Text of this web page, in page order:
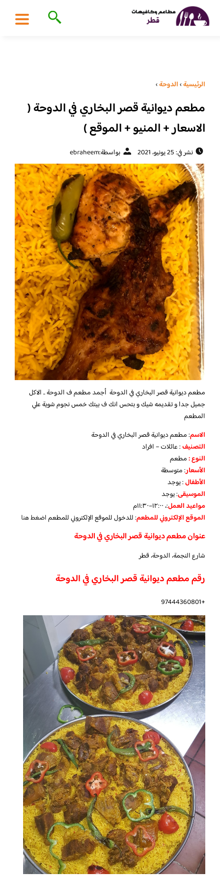
الرئيسية›الدوحة›
مطعم ديوانية قصر البخاري في الدوحة (
الاسعار + المنيو + الموقع )
نشر في: 25 يونيو، 2021 بواسطة:ebraheem
مطعم ديوانية قصر البخاري في الدوحة أجمد مطعم ف الدوحة .. الاكل
جميل جدا و تقديمه شيك و بتحس انك ف بيتك خمس نجوم شوية علي
المطعم
الاسم: مطعم ديوانية قصر البخاري في الدوحة
التصنيف: عائلات – افراد
النوع :مطعم
الأسعار:متوسطة
الأطفال:يوجد
الموسيقى:يوجد
مواعيد العمل:، ١٢:٠٠–١١:٣٠م
الموقع الإلكتروني للمطعم: للدخول للموقع الإلكتروني للمطعماضغط هنا
عنوان مطعم ديوانية قصر البخاري في الدوحة
شارع النجمة، الدوحة، قطر
رقم مطعم ديوانية قصر البخاري في الدوحة
+97444360801